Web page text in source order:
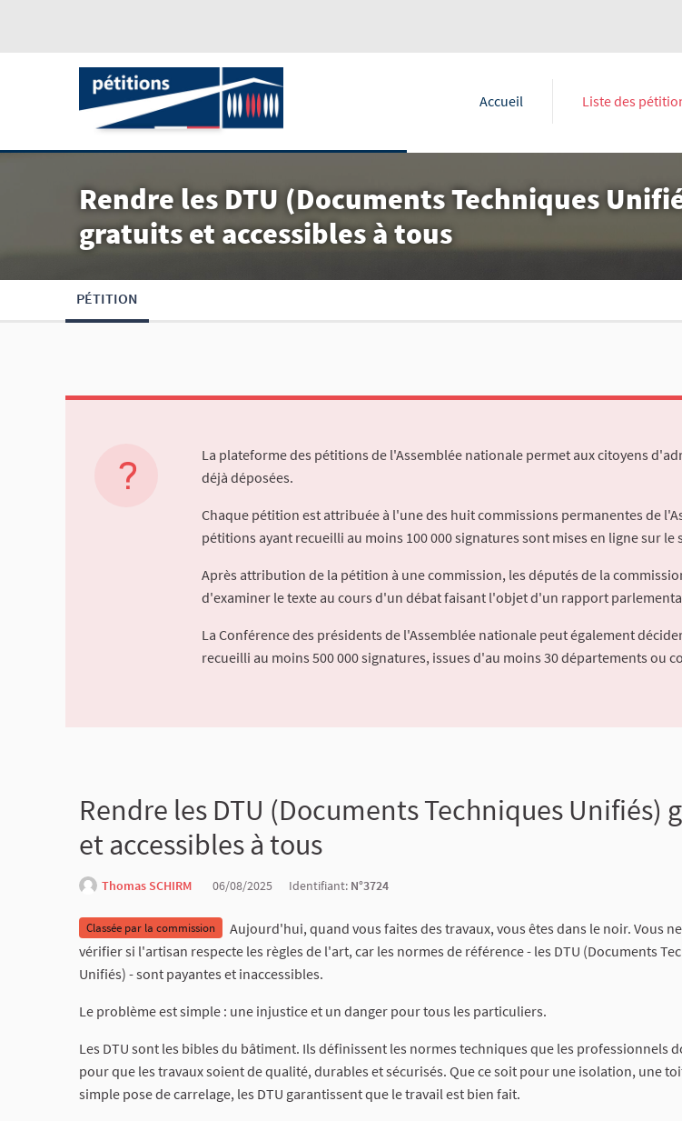
Accueil Liste des
Rendre les DTU (Documents Techniques
gratuits et accessibles à tous
PÉTITION
La plateforme des pétitions de l'Assemblée nationale permet aux citoyens
déjà déposées.
Chaque pétition est attribuée à l'une des huit commissions permanentes de
pétitions ayant recueilli au moins 100 000 signatures sont mises en ligne sur
Après attribution de la pétition à une commission, les députés de la
d'examiner le texte au cours d'un débat faisant l'objet d'un rapport
La Conférence des présidents de l'Assemblée nationale peut également
recueilli au moins 500 000 signatures, issues d'au moins 30 départements ou
Rendre les DTU (Documents Techniques Unifiés)
et accessibles à tous
Thomas SCHIRM 06/08/2025 Identifiant: N°3724
Classée par la commission
Aujourd'hui, quand vous faites des travaux, vous êtes dans le noir. Vous
vérifier si l'artisan respecte les règles de l'art, car les normes de référence - les DTU (Documents
Unifiés) - sont payantes et inaccessibles.
Le problème est simple : une injustice et un danger pour tous les particuliers.
Les DTU sont les bibles du bâtiment. Ils définissent les normes techniques que les professionnels
pour que les travaux soient de qualité, durables et sécurisés. Que ce soit pour une isolation, une
simple pose de carrelage, les DTU garantissent que le travail est bien fait.